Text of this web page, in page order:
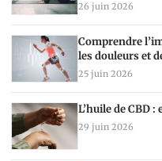
26 juin 2026
Comprendre
les douleurs et
25 juin 2026
L’huile de CBD
29 juin 2026